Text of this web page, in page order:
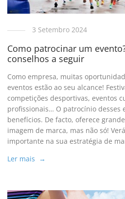
3 Setembro 2024
Como patrocinar um
conselhos a seguir
Como empresa, muitas
eventos estão ao seu alcance!
competições desportivas, eventos
profissionais… O patrocínio desses
benefícios. De facto, oferece
imagem de marca, mas não só!
importante na sua estratégia de
Ler mais →